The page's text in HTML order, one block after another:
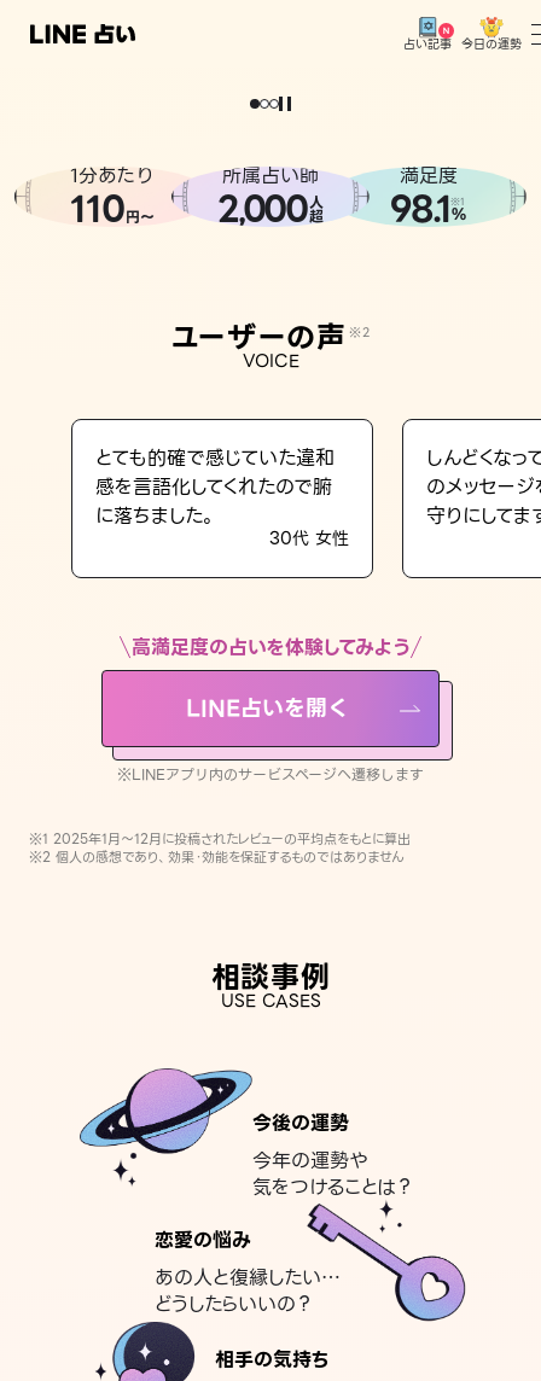
占い記事 今日の運勢
相談事例
LINE占いを開く
※LINEアプリ内のサービスページへ遷移します
どうせなら
。
1分あたり
110円〜
所属占い師
2,000人
超
満足度
98.1※1
%
ユーザーの声 ※2
VOICE
とても的確で感じていた違和
感を言語化してくれたので腑
に落ちました。
30代 女性
しんどくなっ
のメッセー
守りにしてま
高満足度の占いを体験してみよう
LINE占いを開く
※LINEアプリ内のサービスページへ遷移します
※1 2025年1月〜12月に投稿されたレビューの平均点をもとに算出
※2 個人の感想であり、効果・効能を保証するものではありません
相談事例
USE CASES
今後の運勢
今年の運勢や
気をつけることは？
恋愛の悩み
あの人と復縁したい…
どうしたらいいの？
相手の気持ち